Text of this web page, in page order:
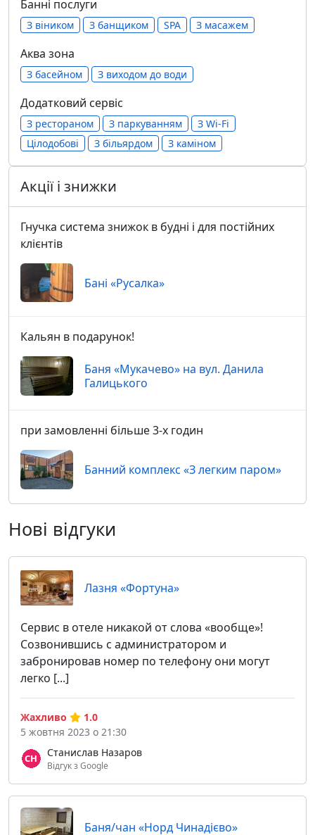
Банні послуги
З віником З банщиком SPA З масажем
Аква зона
З басейном З виходом до води
Додатковий сервіс
З рестораном З паркуванням
З Wi-Fi
Цілодобові
З більярдом З каміном
Акції і знижки
Гнучка система знижок в будні і для постійних
клієнтів
Бані «Русалка»
Кальян в подарунок!
Баня «Мукачево» на вул. Данила
Галицького
при замовленні більше 3-х годин
Банний комплекс «З легким паром»
Нові відгуки
Лазня «Фортуна»
Сервис в отеле никакой от слова «вообще»!
Созвонившись с администратором и
забронировав номер по телефону они могут
легко [...]
Станислав Назаров
Відгук з Google
Жахливо
1.0
5 жовтня 2023 о 21:30
Баня/чан «Норд Чинадієво»